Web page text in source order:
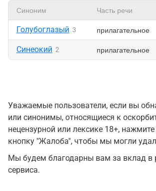
Синоним Часть речи
Голубоглазый 3 прилагательное
Синеокий 2 прилагательное
Уважаемые пользователи, если вы
или синонимы, относящиеся к
нецензурной или лексике 18+,
кнопку "Жалоба", чтобы мы могли
Мы будем благодарны вам за вклад в
сервиса.